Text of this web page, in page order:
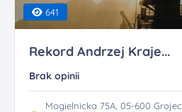
641
Rekord Andrzej Kraje...
Brak opinii
Mogielnicka 75A, 05-600 Grojec